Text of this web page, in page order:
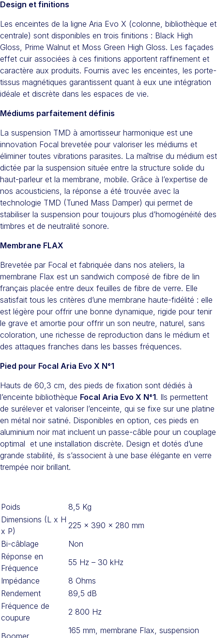
Design et finitions
Les enceintes de la ligne Aria Evo X (colonne, bibliothèque et
centrale) sont disponibles en trois finitions : Black High
Gloss, Prime Walnut et Moss Green High Gloss. Les façades
effet cuir associées à ces finitions apportent raffinement et
caractère aux produits. Fournis avec les enceintes, les porte-
tissus magnétiques garantissent quant à eux une intégration
idéale et discrète dans les espaces de vie.
Médiums parfaitement définis
La suspension TMD à amortisseur harmonique est une
innovation Focal brevetée pour valoriser les médiums et
éliminer toutes vibrations parasites. La maîtrise du médium est
dictée par la suspension située entre la structure solide du
haut-parleur et la membrane, mobile. Grâce à l’expertise de
nos acousticiens, la réponse a été trouvée avec la
technologie TMD (Tuned Mass Damper) qui permet de
stabiliser la suspension pour toujours plus d’homogénéité des
timbres et de neutralité sonore.
Membrane FLAX
Brevetée par Focal et fabriquée dans nos ateliers, la
membrane Flax est un sandwich composé de fibre de lin
français placée entre deux feuilles de fibre de verre. Elle
satisfait tous les critères d’une membrane haute-fidélité : elle
est légère pour offrir une bonne dynamique, rigide pour tenir
le grave et amortie pour offrir un son neutre, naturel, sans
coloration, une richesse de reproduction dans le médium et
des attaques franches dans les basses fréquences.
Pied pour Focal Aria Evo X N°1
Hauts de 60,3 cm, des pieds de fixation sont dédiés à
l’enceinte bibliothèque Focal Aria Evo X N°1. Ils permettent
de surélever et valoriser l’enceinte, qui se fixe sur une platine
en métal noir satiné. Disponibles en option, ces pieds en
aluminium noir mat incluent un passe-câble pour un couplage
optimal et une installation discrète. Design et dotés d’une
grande stabilité, ils s’associent à une base élégante en verre
trempée noir brillant.
Poids
8,5 Kg
Dimensions (L x H
x P)
225 x 390 x 280 mm
Bi-câblage
Non
Réponse en
Fréquence
55 Hz – 30 kHz
Impédance
8 Ohms
Rendement
89,5 dB
Fréquence de
coupure
2 800 Hz
Boomer
165 mm, membrane Flax, suspension